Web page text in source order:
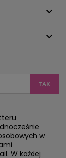


w
W każdej